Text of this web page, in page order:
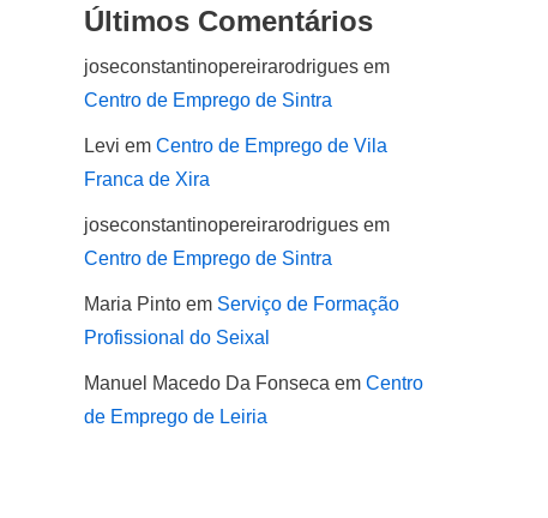
Últimos Comentários
joseconstantinopereirarodrigues em
Centro de Emprego de Sintra
Levi em Centro de Emprego de Vila
Franca de Xira
joseconstantinopereirarodrigues em
Centro de Emprego de Sintra
Maria Pinto em Serviço de Formação
Profissional do Seixal
Manuel Macedo Da Fonseca em Centro
de Emprego de Leiria